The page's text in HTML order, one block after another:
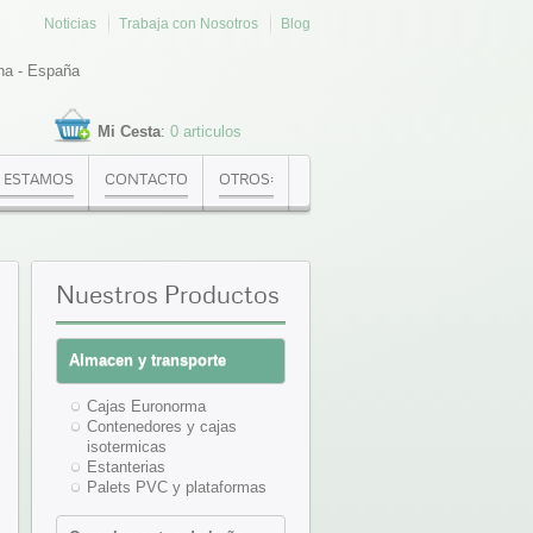
Noticias Trabaja con Nosotros Blog
- España
Mi Cesta: 0 articulos
CONTACTO OTROS:
Nuestros Productos
Almacen y transporte
Cajas Euronorma
Contenedores y cajas
isotermicas
Estanterias
Palets PVC y plataformas